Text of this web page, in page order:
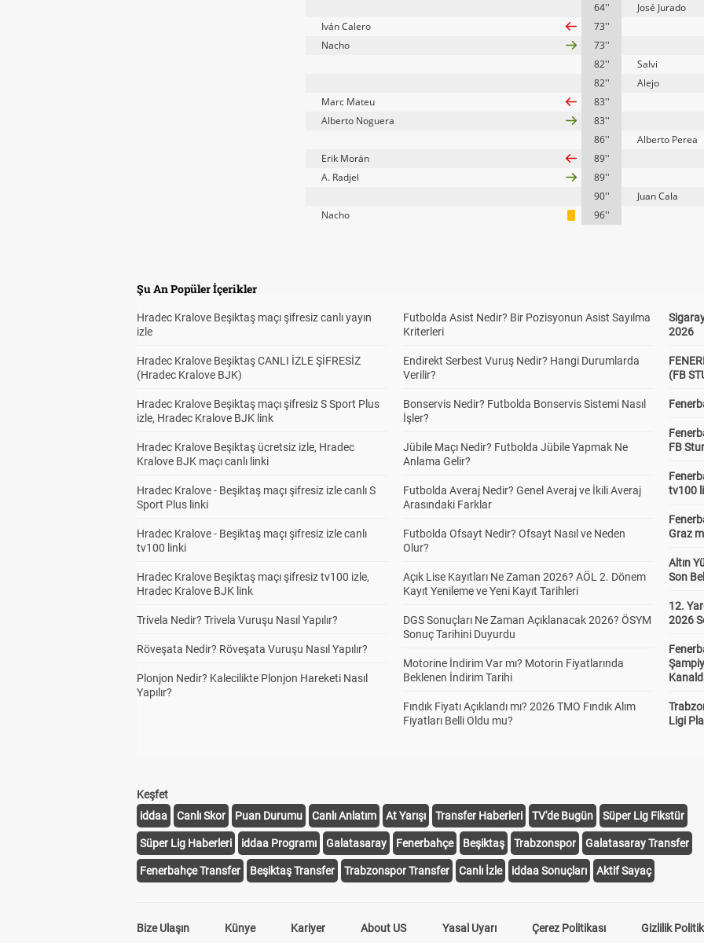
64''
José Jurado
Iván Calero
73''
Nacho
73''
82''
Salvi
82''
Alejo
Marc Mateu
83''
Alberto Noguera
83''
86''
Alberto Perea
Erik Morán
89''
A. Radjel
89''
90''
Juan Cala
Nacho
96''
Şu An Popüler İçerikler
Hradec Kralove Beşiktaş maçı şifresiz canlı yayın
izle
Hradec Kralove Beşiktaş CANLI İZLE ŞİFRESİZ
(Hradec Kralove BJK)
Hradec Kralove Beşiktaş maçı şifresiz S Sport Plus
izle, Hradec Kralove BJK link
Hradec Kralove Beşiktaş ücretsiz izle, Hradec
Kralove BJK maçı canlı linki
Hradec Kralove - Beşiktaş maçı şifresiz izle canlı S
Sport Plus linki
Hradec Kralove - Beşiktaş maçı şifresiz izle canlı
tv100 linki
Hradec Kralove Beşiktaş maçı şifresiz tv100 izle,
Hradec Kralove BJK link
Trivela Nedir? Trivela Vuruşu Nasıl Yapılır?
Röveşata Nedir? Röveşata Vuruşu Nasıl Yapılır?
Plonjon Nedir? Kalecilikte Plonjon Hareketi Nasıl
Yapılır?
Futbolda Asist Nedir? Bir Pozisyonun Asist Sayılma
Kriterleri
Endirekt Serbest Vuruş Nedir? Hangi Durumlarda
Verilir?
Bonservis Nedir? Futbolda Bonservis Sistemi Nasıl
İşler?
Jübile Maçı Nedir? Futbolda Jübile Yapmak Ne
Anlama Gelir?
Futbolda Averaj Nedir? Genel Averaj ve İkili Averaj
Arasındaki Farklar
Futbolda Ofsayt Nedir? Ofsayt Nasıl ve Neden
Olur?
Açık Lise Kayıtları Ne Zaman 2026? AÖL 2. Dönem
Kayıt Yenileme ve Yeni Kayıt Tarihleri
DGS Sonuçları Ne Zaman Açıklanacak 2026? ÖSYM
Sonuç Tarihini Duyurdu
Motorine İndirim Var mı? Motorin Fiyatlarında
Beklenen İndirim Tarihi
Fındık Fiyatı Açıklandı mı? 2026 TMO Fındık Alım
Fiyatları Belli Oldu mu?
2026
(FB
FB
tv100
Graz
Altın
Son
12.
2026
Ligi
Keşfet
iddaa
Canlı Skor Puan Durumu Canlı Anlatım At Yarışı Transfer Haberleri TV'de Bugün Süper Lig Fikstür
Süper Lig Haberleri iddaa Programı Galatasaray Fenerbahçe Beşiktaş Trabzonspor Galatasaray Transfer
Fenerbahçe Transfer Beşiktaş Transfer Trabzonspor Transfer Canlı İzle iddaa Sonuçları Aktif Sayaç
Bize Ulaşın Künye Kariyer About US Yasal Uyarı Çerez Politikası Gizlilik